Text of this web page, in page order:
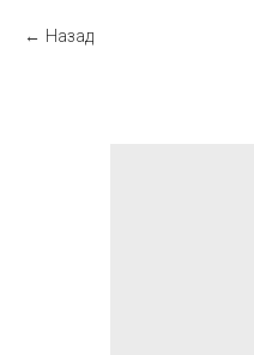
Назад